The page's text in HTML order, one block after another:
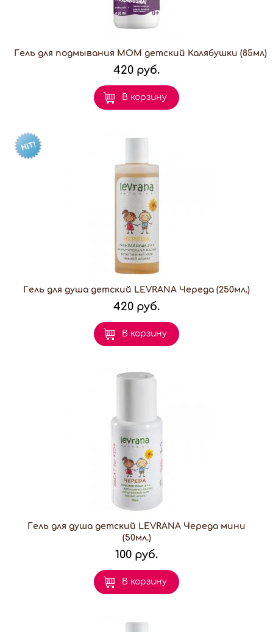
Гель для подмывания МОМ детский Калябушки (85мл)
420 руб.
В корзину
Гель для душа детский LEVRANA Череда (250мл.)
420 руб.
В корзину
Гель для душа детский LEVRANA Череда мини
(50мл.)
100 руб.
В корзину